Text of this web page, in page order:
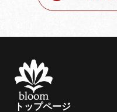
トップページ